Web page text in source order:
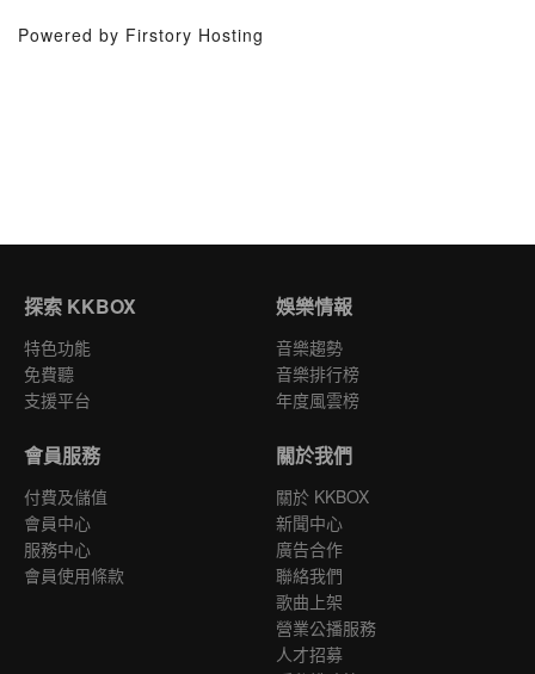
Powered by Firstory Hosting
探索 KKBOX
特色功能
免費聽
支援平台
娛樂情報
音樂趨勢
音樂排行榜
年度風雲榜
會員服務
付費及儲值
會員中心
服務中心
會員使用條款
關於我們
關於 KKBOX
新聞中心
廣告合作
聯絡我們
歌曲上架
營業公播服務
人才招募